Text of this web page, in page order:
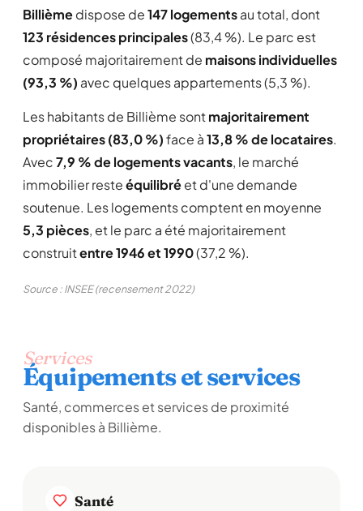
Billièmedispose de147 logementsau total, dont
123 résidences principales(83,4 %). Le parc est
composé majoritairement de maisons individuelles
(93,3 %) avec quelques appartements (5,3 %).
Les habitants de Billième sontmajoritairement
propriétaires (83,0 %)face à13,8 % de locataires.
Avec7,9 % de logements vacants, le marché
immobilier resteéquilibréet d'une demande
soutenue. Les logements comptent en moyenne
5,3 pièces, et le parc a été majoritairement
construitentre 1946 et 1990(37,2 %).
Source : INSEE (recensement 2022)
Services
Équipements et services
Santé, commerces et services de proximité
disponibles à Billième.
Santé